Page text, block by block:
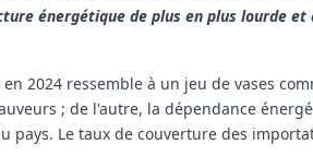
énergétique de plus en plus lourde et
2024 ressemble à un jeu de vases
; de l'autre, la dépendance
Le taux de couverture des